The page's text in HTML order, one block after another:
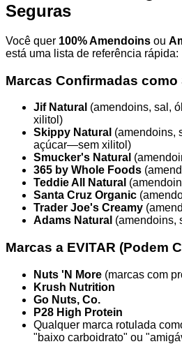
Seguras
Você quer 100% Amendoins ou
está uma lista de referência rápida:
Marcas Confirmadas como
Jif Natural (amendoins, sal,
xilitol)
Skippy Natural (amendoins,
açúcar—sem xilitol)
Smucker's Natural
365 by Whole Foods
Teddie All Natural
Santa Cruz Organic
Trader Joe's Creamy
Adams Natural (amendoins,
Marcas a EVITAR (Podem
Nuts 'N More (marcas com
Krush Nutrition
Go Nuts, Co.
P28 High Protein
Qualquer marca rotulada
"baixo carboidrato" ou